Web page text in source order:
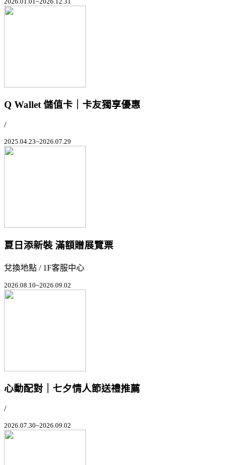
Q Wallet 儲值卡｜卡友獨享優惠
/
2025.04.23~2026.07.29
夏日添新裝 滿額贈展覽票
兌換地點 / 1F客服中心
2026.08.10~2026.09.02
心動配對｜七夕情人節送禮推薦
/
2026.07.30~2026.09.02